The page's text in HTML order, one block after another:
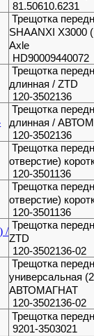
81.50610.6231
Трещотка
SHAANXI X3000
Axle
HD90009440072
Трещотка
длинная / ZTD
120-3502136
Трещотка
длинная /
120-3502136
Трещотка
отверстие)
120-3501136
Трещотка
отверстие)
120-3501136
Трещотка
ZTD
120-3502136-02
Трещотка
универсальная
АВТОМАГНАТ
120-3502136-02
Трещотка
9201-3503021